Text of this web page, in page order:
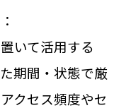
いて活用する
期間・状態で厳
クセス頻度やセ